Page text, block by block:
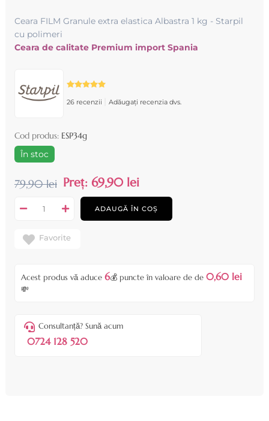
Ceara FILM Granule extra elastica Albastra 1 kg - Starpil
cu polimeri
Ceara de calitate Premium import Spania
26 recenzii Adăugați recenzia dvs.
Cod produs: ESP34g
În stoc
79,90 lei Preț: 69,90 lei
ADAUGĂ ÎN COȘ
Favorite
Acest produs vă aduce 6💰 puncte în valoare de de 0,60 lei
💸
Consultanță? Sună acum
0724 128 520